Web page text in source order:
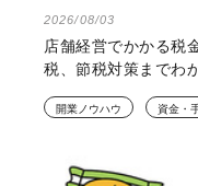
2026/08/03
店舗経営でかかる税
税、節税対策までわ
開業ノウハウ 資金・